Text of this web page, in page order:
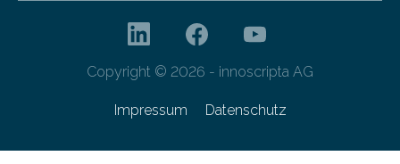
Copyright © 2026 - innoscripta AG
Impressum Datenschutz